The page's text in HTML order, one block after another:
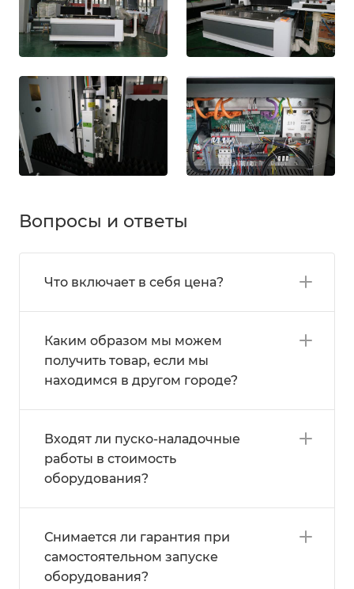
Вопросы и ответы
Что включает в себя цена?
Каким образом мы можем
получить товар, если мы
находимся в другом городе?
Входят ли пуско-наладочные
работы в стоимость
оборудования?
Снимается ли гарантия при
самостоятельном запуске
оборудования?